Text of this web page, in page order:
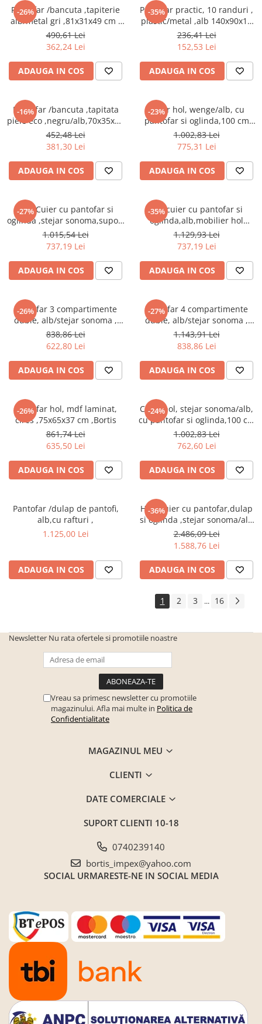
-26%
Pantofar /bancuta ,tapiterie
alb/metal gri ,81x31x49 cm ,
Bortis Impex
490,61 Lei
362,24 Lei
ADAUGA IN COS
-35%
Pantofar practic, 10 randuri ,
plastic/metal ,alb 140x90x16
cm,Bortis Impex
236,41 Lei
152,53 Lei
ADAUGA IN COS
-16%
Pantofar /bancuta ,tapitata
piele eco ,negru/alb,70x35x45
cm,Bortis
452,48 Lei
381,30 Lei
ADAUGA IN COS
-23%
Cuier hol, wenge/alb, cu
pantofar si oglinda,100 cm
lungime, Bortis
1.002,83 Lei
775,31 Lei
ADAUGA IN COS
-27%
Hol /Cuier cu pantofar si
oglinda ,stejar sonoma,suport
inclinabil pantofi,mobilier
hol,Bortis
1.015,54 Lei
737,19 Lei
ADAUGA IN COS
-35%
Hol/cuier cu pantofar si
oglinda,alb,mobilier hol
,modern,92 cm lungime,Bortis
1.129,93 Lei
737,19 Lei
ADAUGA IN COS
-26%
Pantofar 3 compartimente
duble, alb/stejar sonoma ,
Bortis Impex
838,86 Lei
622,80 Lei
ADAUGA IN COS
-27%
Pantofar 4 compartimente
duble, alb/stejar sonoma ,
Bortis Impex
1.143,91 Lei
838,86 Lei
ADAUGA IN COS
-26%
Pantofar hol, mdf laminat,
cires ,75x65x37 cm ,Bortis
861,74 Lei
635,50 Lei
ADAUGA IN COS
-24%
Cuier hol, stejar sonoma/alb,
cu pantofar si oglinda,100 cm
lungime, Bortis
1.002,83 Lei
762,60 Lei
ADAUGA IN COS
Pantofar /dulap de pantofi,
alb,cu rafturi ,
1.125,00 Lei
ADAUGA IN COS
-36%
Hol /Cuier cu pantofar,dulap
si oglinda ,stejar sonoma/alb
,Bortis Impex
2.486,09 Lei
1.588,76 Lei
ADAUGA IN COS
1 2 3 ... 16
Newsletter Nu rata ofertele si promotiile noastre
Vreau sa primesc newsletter cu promotiile
magazinului. Afla mai multe in Politica de
Confidentialitate
MAGAZINUL MEU
CLIENTI
DATE COMERCIALE
SUPORT CLIENTI 10-18
0740239140
bortis_impex@yahoo.com
SOCIAL URMARESTE-NE IN SOCIAL MEDIA